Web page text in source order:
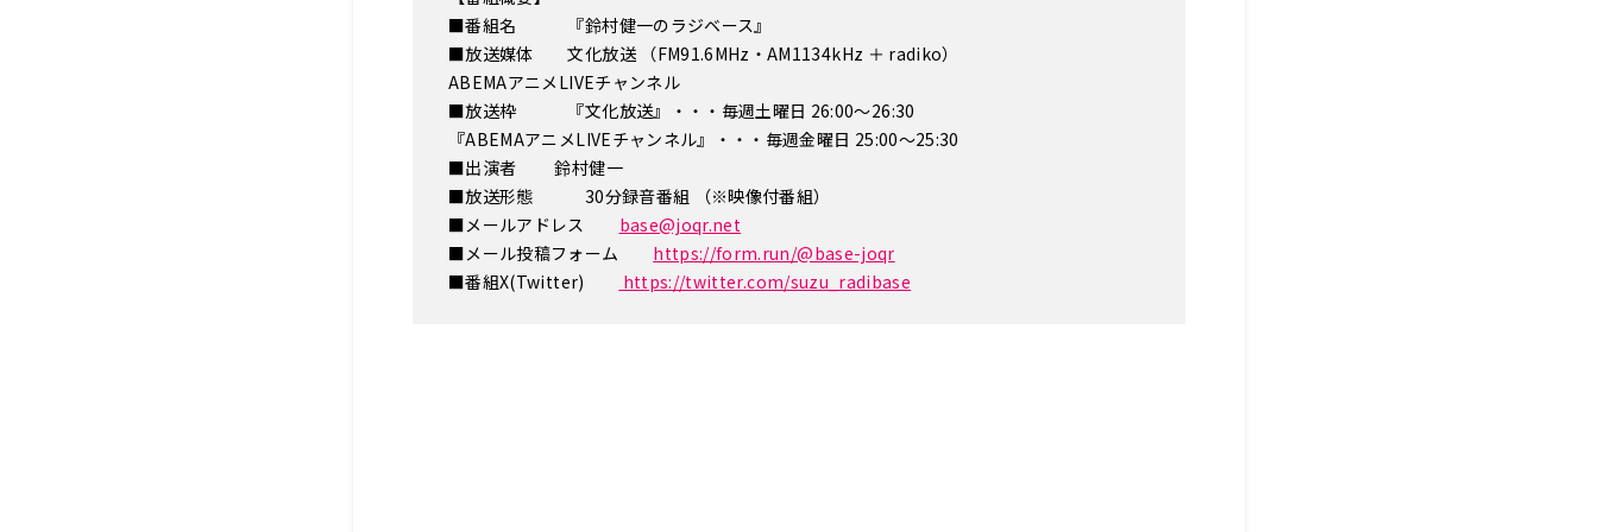
■番組名 『鈴村健一のラジベース』
■放送媒体 文化放送 （FM91.6MHz・AM1134kHz ＋ radiko）
ABEMAアニメLIVEチャンネル
■放送枠 『文化放送』・・・毎週土曜日 26:00～26:30
『ABEMAアニメLIVEチャンネル』・・・毎週金曜日 25:00～25:30
■出演者 鈴村健一
■放送形態 30分録音番組 （※映像付番組）
■メールアドレス base@joqr.net
■メール投稿フォーム https://form.run/@base-joqr
■番組X(Twitter)
https://twitter.com/suzu_radibase